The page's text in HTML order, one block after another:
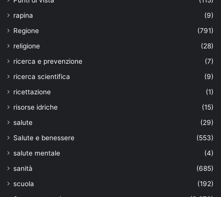
rapina
(9)
Regione
(791)
religione
(28)
ricerca e prevenzione
(7)
ricerca scientifica
(9)
ricettazione
(1)
risorse idriche
(15)
salute
(29)
Salute e benessere
(553)
salute mentale
(4)
sanità
(685)
scuola
(192)